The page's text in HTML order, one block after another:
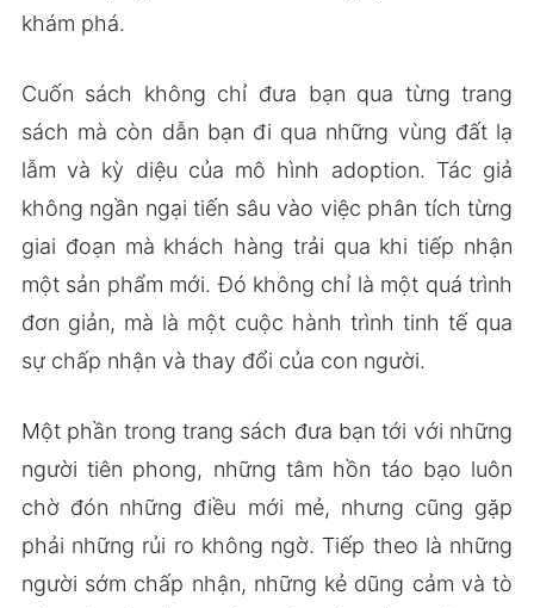
khám phá.
Cuốn sách không chỉ đưa bạn qua từng trang
sách mà còn dẫn bạn đi qua những vùng đất lạ
lẫm và kỳ diệu của mô hình adoption. Tác giả
không ngần ngại tiến sâu vào việc phân tích từng
giai đoạn mà khách hàng trải qua khi tiếp nhận
một sản phẩm mới. Đó không chỉ là một quá trình
đơn giản, mà là một cuộc hành trình tinh tế qua
sự chấp nhận và thay đổi của con người.
Một phần trong trang sách đưa bạn tới với những
người tiên phong, những tâm hồn táo bạo luôn
chờ đón những điều mới mẻ, nhưng cũng gặp
phải những rủi ro không ngờ. Tiếp theo là những
người sớm chấp nhận, những kẻ dũng cảm và tò